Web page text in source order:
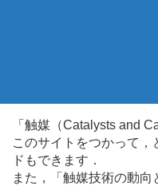
「触媒（Catalysts and
このサイトをつかって
ドもできます．
また，「触媒技術の動